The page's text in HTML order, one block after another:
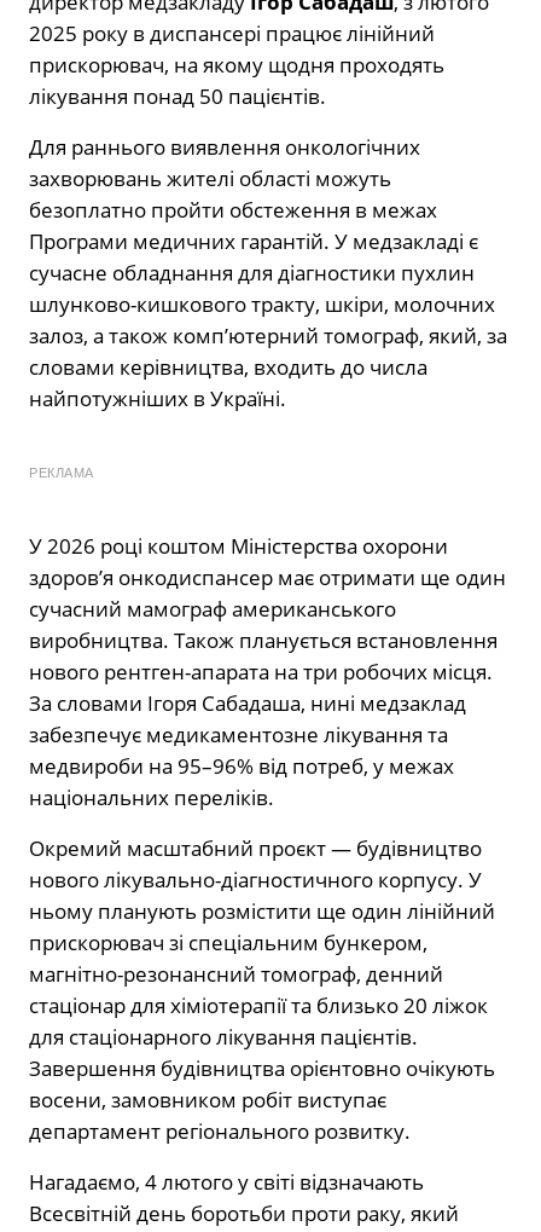
2025 року в диспансері працює лінійний
прискорювач, на якому щодня проходять
лікування понад 50 пацієнтів.
Для раннього виявлення онкологічних
захворювань жителі області можуть
безоплатно пройти обстеження в межах
Програми медичних гарантій. У медзакладі є
сучасне обладнання для діагностики пухлин
шлунково-кишкового тракту, шкіри, молочних
залоз, а також комп’ютерний томограф, який, за
словами керівництва, входить до числа
найпотужніших в Україні.
РЕКЛАМА
У 2026 році коштом Міністерства охорони
здоров’я онкодиспансер має отримати ще один
сучасний мамограф американського
виробництва. Також планується встановлення
нового рентген-апарата на три робочих місця.
За словами Ігоря Сабадаша, нині медзаклад
забезпечує медикаментозне лікування та
медвироби на 95–96% від потреб, у межах
національних переліків.
Окремий масштабний проєкт — будівництво
нового лікувально-діагностичного корпусу. У
ньому планують розмістити ще один лінійний
прискорювач зі спеціальним бункером,
магнітно-резонансний томограф, денний
стаціонар для хіміотерапії та близько 20 ліжок
для стаціонарного лікування пацієнтів.
Завершення будівництва орієнтовно очікують
восени, замовником робіт виступає
департамент регіонального розвитку.
Нагадаємо, 4 лютого у світі відзначають
Всесвітній день боротьби проти раку, який